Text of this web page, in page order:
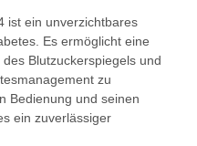
ist ein unverzichtbares
Es ermöglicht eine
Blutzuckerspiegels und
zu
Bedienung und seinen
ein zuverlässiger